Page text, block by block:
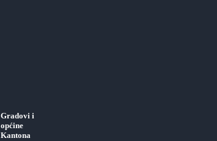
Gradovi i
općine
Kantona